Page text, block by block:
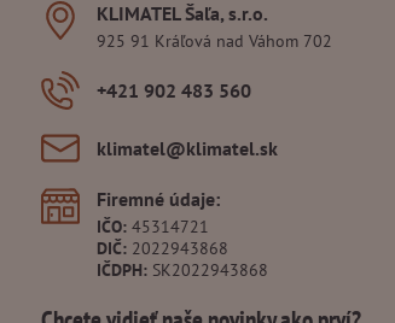
KLIMATEL Šaľa, s​.r​.o​.
925 91 Kráľová nad Váhom 702
+421 902 483 560
klimatel​@klimatel​.sk
Firemné údaje:
IČO:45314721
DIČ:2022943868
IČDPH:SK2022943868